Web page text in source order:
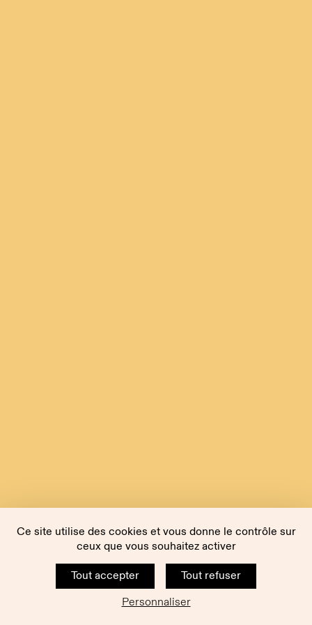
Ce site utilise des cookies et vous donne le contrôle sur
ceux que vous souhaitez activer
Tout accepter
Tout refuser
Personnaliser